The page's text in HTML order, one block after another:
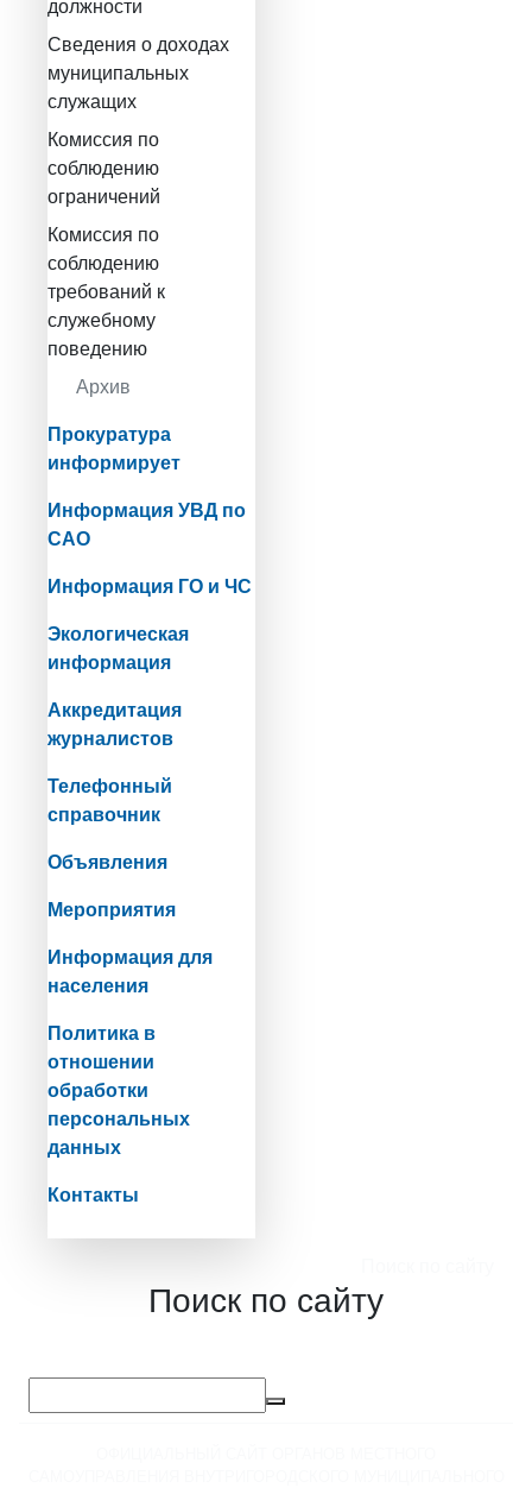
должности
Сведения о доходах
муниципальных
служащих
Комиссия по
соблюдению
ограничений
Комиссия по
соблюдению
требований к
служебному
поведению
Архив
Прокуратура
информирует
Информация УВД по
САО
Информация ГО и ЧС
Экологическая
информация
Аккредитация
журналистов
Телефонный
справочник
Объявления
Мероприятия
Информация для
населения
Политика в
отношении
обработки
персональных
данных
Контакты
Поиск по сайту